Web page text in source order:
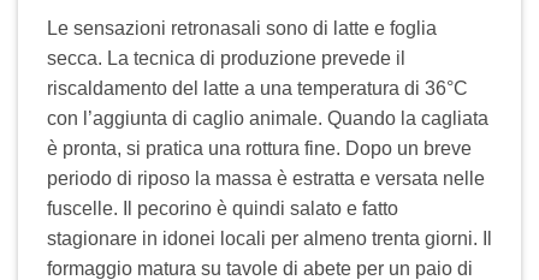
Le sensazioni retronasali sono di latte e foglia
secca. La tecnica di produzione prevede il
riscaldamento del latte a una temperatura di 36°C
con l’aggiunta di caglio animale. Quando la cagliata
è pronta, si pratica una rottura fine. Dopo un breve
periodo di riposo la massa è estratta e versata nelle
fuscelle. Il pecorino è quindi salato e fatto
stagionare in idonei locali per almeno trenta giorni. Il
formaggio matura su tavole di abete per un paio di